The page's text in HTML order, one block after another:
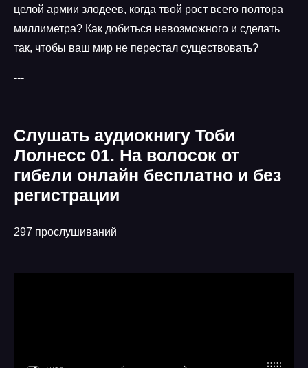
целой армии злодеев, когда твой рост всего полтора
миллиметра? Как добиться невозможного и сделать
так, чтобы ваш мир не перестал существовать?
---
Слушать аудиокнигу Тоби
Лолнесс 01. На волосок от
гибели онлайн бесплатно и без
регистрации
297 прослушиваний